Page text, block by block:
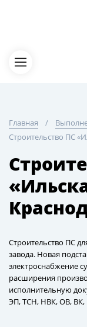
Главная
Строительство ПС
Строительство ПС
завода. Новая
электроснабжение
расширения
исполнительную
ЭП, ТСН, НВК, ОВ, ВК,